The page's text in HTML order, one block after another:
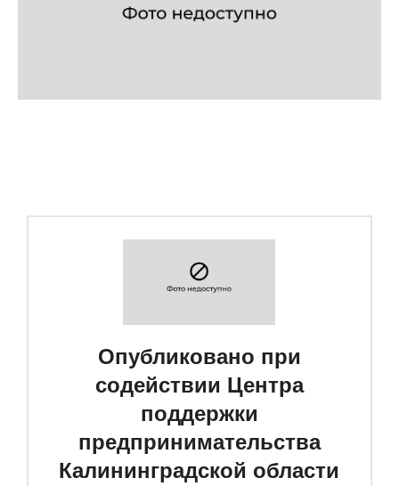
Опубликовано при
содействии Центра
поддержки
предпринимательства
Калининградской области